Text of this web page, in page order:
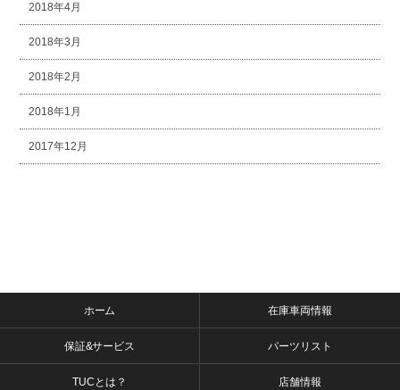
2018年4月
2018年3月
2018年2月
2018年1月
2017年12月
ホーム 在庫車両情報
保証&サービス パーツリスト
TUCとは？ 店舗情報